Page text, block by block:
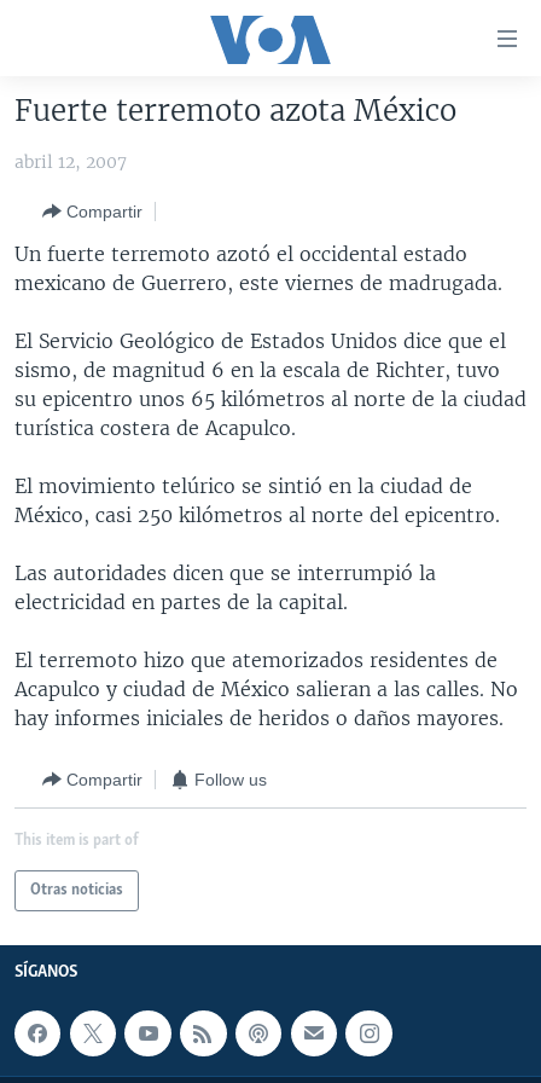
accesibilidad
principal
Salte
al
principal
Salte
búsqueda
AMÉRICA DEL NORTE
EEUU
MÉXICO
HAITÍ
ELECCIONES EEUU 2024
ELECCIONES EEUU
VOTO DIVIDIDO
VOA VERIFICA
VOA VERIFICA UCRANIA/RUSIA
VOA VERIFICA INMIGRACIÓN
VOA VERIFICA AMÉRICA LATINA
AMÉRICA LATINA
BOLIVIA
COLOMBIA
CHILE
PERÚ
ECUADOR
VENEZUELA
BRASIL
CHINA EN AMÉRICA LATINA
CENTROAMÉRICA
COSTA RICA
EL SALVADOR
GUATEMALA
HONDURAS
NICARAGUA
OTRAS SECCIONES
INMIGRACIÓN
LIBERTAD DE PRENSA
MUNDO
ECONOMÍA
ENTRETENIMIENTO Y CULTURA
TECNOLOGÍA
DEPORTES
CIENCIA Y SALUD
ESPECIALES DE LA VOA
LIBERTAD DE PRENSA
UCRANIA
MULTIMEDIA
VIDEOS
FOTOGRAFÍA
AUDIOS
PROGRAMAS TV
EL MUNDO AL DÍA
FORO INTERAMERICANO
VISIÓN 360
LAS CLAVES
RADIO
AVANCE INFORMATIVO
AUDIONOTICIAS
BUENOS DÍAS AMÉRICA
EL MUNDO AL DÍA [RADIO]
FORO [RADIO]
ENTRETENIMIENTO
DIRECT
DOCUMENTALES DE LA VOA
Idiomas
Fuerte terremoto azota México
abril 12, 2007
Compartir
Un fuerte terremoto azotó el occidental estado
mexicano de Guerrero, este viernes de madrugada.
El Servicio Geológico de Estados Unidos dice que el
sismo, de magnitud 6 en la escala de Richter, tuvo
su epicentro unos 65 kilómetros al norte de la ciudad
turística costera de Acapulco.
El movimiento telúrico se sintió en la ciudad de
México, casi 250 kilómetros al norte del epicentro.
Las autoridades dicen que se interrumpió la
electricidad en partes de la capital.
El terremoto hizo que atemorizados residentes de
Acapulco y ciudad de México salieran a las calles. No
hay informes iniciales de heridos o daños mayores.
Compartir Follow us
This item is part of
Otras noticias
SÍGANOS